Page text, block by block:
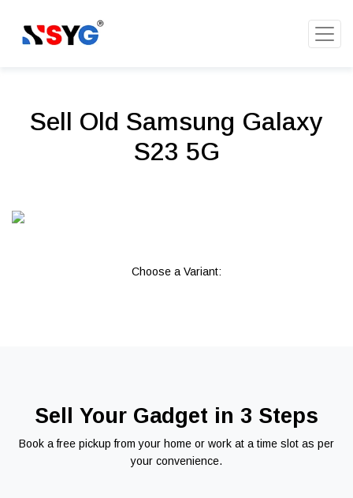
Sell Old Samsung Galaxy
S23 5G
Choose a Variant:
Sell Your Gadget in 3 Steps
Book a free pickup from your home or work at a time slot as per
your convenience.